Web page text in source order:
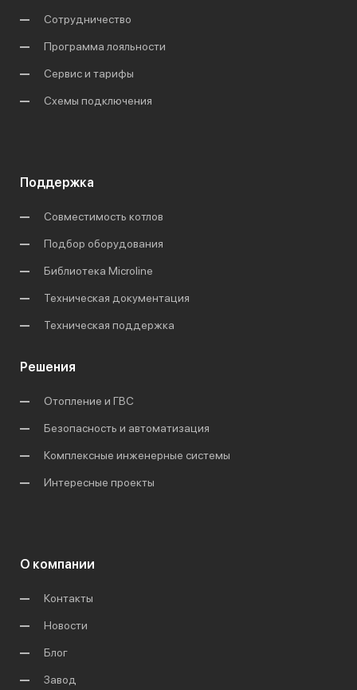
Сотрудничество
Программа лояльности
Сервис и тарифы
Схемы подключения
Поддержка
Совместимость котлов
Подбор оборудования
Библиотека Microline
Техническая документация
Техническая поддержка
Решения
Отопление и ГВС
Безопасность и автоматизация
Комплексные инженерные системы
Интересные проекты
О компании
Контакты
Новости
Блог
Завод